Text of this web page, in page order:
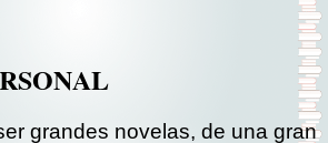
grandes novelas, de una gran